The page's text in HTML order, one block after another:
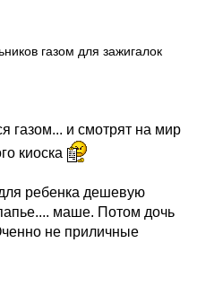
газом для зажигалок
газом... и смотрят на мир
киоска
ребенка дешевую
маше. Потом дочь
не приличные